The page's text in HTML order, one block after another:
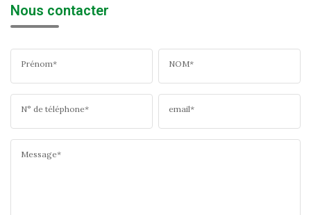
Nous contacter
Prénom* NOM*
N° de téléphone* email*
Message*